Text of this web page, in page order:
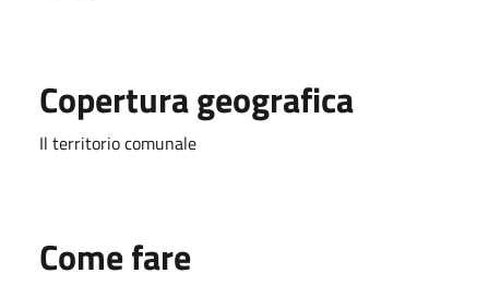
Copertura geografica
Il territorio comunale
Come fare